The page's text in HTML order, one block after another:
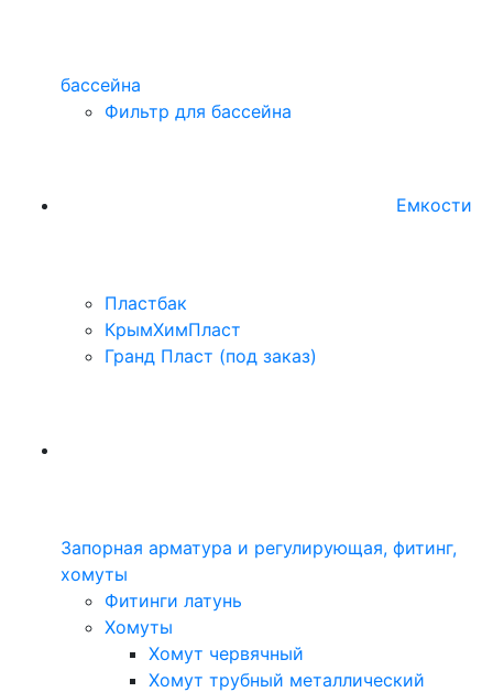
бассейна
Фильтр для бассейна
Емкости
Пластбак
КрымХимПласт
Гранд Пласт (под заказ)
Запорная арматура и регулирующая, фитинг,
хомуты
Фитинги латунь
Хомуты
Хомут червячный
Хомут трубный металлический